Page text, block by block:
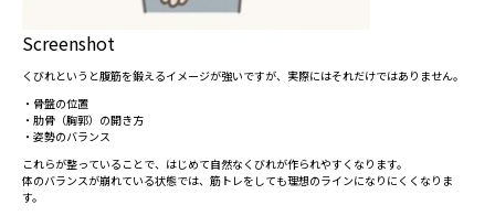
Screenshot
くびれというと腹筋を鍛えるイメージが強いですが、実際にはそれだけではありません。
・骨盤の位置
・肋骨（胸郭）の開き方
・姿勢のバランス
これらが整っていることで、はじめて自然なくびれが作られやすくなります。
体のバランスが崩れている状態では、筋トレをしても理想のラインになりにくくなりま
す。